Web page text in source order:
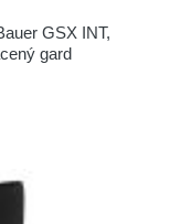
GSX INT,
gard